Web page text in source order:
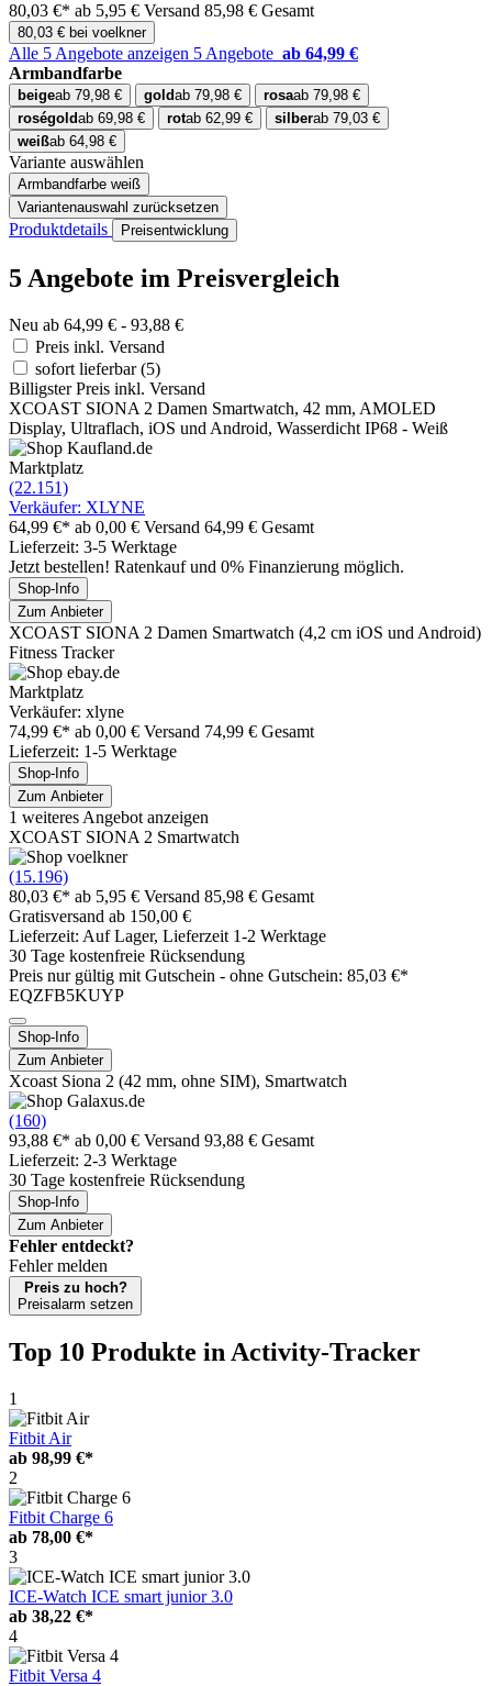
80,03 €* ab 5,95 € Versand 85,98 € Gesamt
80,03 € bei voelkner
Alle 5 Angebote anzeigen 5 Angebote ab 64,99 €
Armbandfarbe
beigeab 79,98 € goldab 79,98 € rosaab 79,98 €
roségoldab 69,98 € rotab 62,99 € silberab 79,03 €
weißab 64,98 €
Variante auswählen
Armbandfarbe weiß
Variantenauswahl zurücksetzen
Produktdetails Preisentwicklung
5 Angebote im Preisvergleich
Neu ab 64,99 € - 93,88 €
Preis inkl. Versand
sofort lieferbar(5)
Billigster Preis inkl. Versand
XCOAST SIONA 2 Damen Smartwatch, 42 mm, AMOLED
Display, Ultraflach, iOS und Android, Wasserdicht IP68 - Weiß
Marktplatz
(22.151)
Verkäufer: XLYNE
64,99 €* ab 0,00 € Versand 64,99 € Gesamt
Lieferzeit: 3-5 Werktage
Jetzt bestellen! Ratenkauf und 0% Finanzierung möglich.
Shop-Info
Zum Anbieter
XCOAST SIONA 2 Damen Smartwatch (4,2 cm iOS und Android)
Fitness Tracker
Marktplatz
Verkäufer: xlyne
74,99 €* ab 0,00 € Versand 74,99 € Gesamt
Lieferzeit: 1-5 Werktage
Shop-Info
Zum Anbieter
1 weiteres Angebot anzeigen
XCOAST SIONA 2 Smartwatch
(15.196)
80,03 €* ab 5,95 € Versand 85,98 € Gesamt
Gratisversand ab 150,00 €
Lieferzeit: Auf Lager, Lieferzeit 1-2 Werktage
30 Tage kostenfreie Rücksendung
Preis nur gültig mit Gutschein - ohne Gutschein: 85,03 €*
EQZFB5KUYP
Shop-Info
Zum Anbieter
Xcoast Siona 2 (42 mm, ohne SIM), Smartwatch
(160)
93,88 €* ab 0,00 € Versand 93,88 € Gesamt
Lieferzeit: 2-3 Werktage
30 Tage kostenfreie Rücksendung
Shop-Info
Zum Anbieter
Fehler entdeckt?
Fehler melden
Preis zu hoch?
Preisalarm setzen
Top 10 Produkte in Activity-Tracker
1
Fitbit Air
ab 98,99 €*
2
Fitbit Charge 6
ab 78,00 €*
3
ICE-Watch ICE smart junior 3.0
ab 38,22 €*
4
Fitbit Versa 4